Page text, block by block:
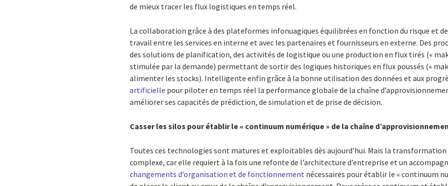
de mieux tracer les flux logistiques en temps réel.
La collaboration grâce à des plateformes infonuagiques équilibrées en fonction du risque et
travail entre les services en interne et avec les partenaires et fournisseurs en externe. Des
des solutions de planification, des activités de logistique ou une production en flux tirés («
stimulée par la demande) permettant de sortir des logiques historiques en flux poussés («
alimenter les stocks). Intelligente enfin grâce à la bonne utilisation des données et aux
artificielle pour piloter en temps réel la performance globale de la chaîne
améliorer ses capacités de prédiction, de simulation et de prise de décision.
Casser les silos pour établir le « continuum numérique » de la chaîne
Toutes ces technologies sont matures et exploitables dès aujourd’hui. Mais la
complexe, car elle requiert à la fois une refonte de l’architecture d’entreprise et un
changements d’organisation et de fonctionnement nécessaires pour établir le « continuum